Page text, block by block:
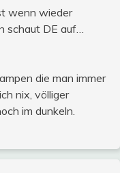
wenn wieder
schaut DE auf…
die man immer
nix, völliger
im dunkeln.